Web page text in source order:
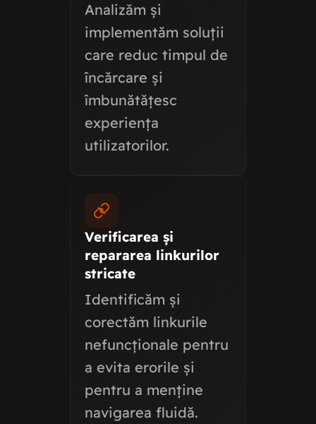
Analizăm și
implementăm soluții
care reduc timpul de
încărcare și
îmbunătățesc
experiența
utilizatorilor.
Verificarea și
repararea linkurilor
stricate
Identificăm și
corectăm linkurile
nefuncționale pentru
a evita erorile și
pentru a menține
navigarea fluidă.